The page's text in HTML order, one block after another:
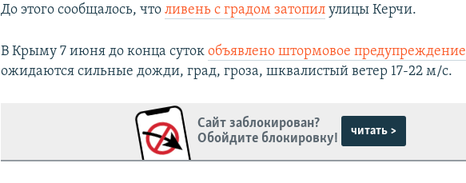
До этого сообщалось, чтоливень с градом затопил улицы Керчи.
В Крыму 7 июня до конца сутокобъявлено штормовое предупреждение
ожидаются сильные дожди, град, гроза, шквалистый ветер 17-22 м/с.
Сайт заблокирован?
Обойдите блокировку!
читать >